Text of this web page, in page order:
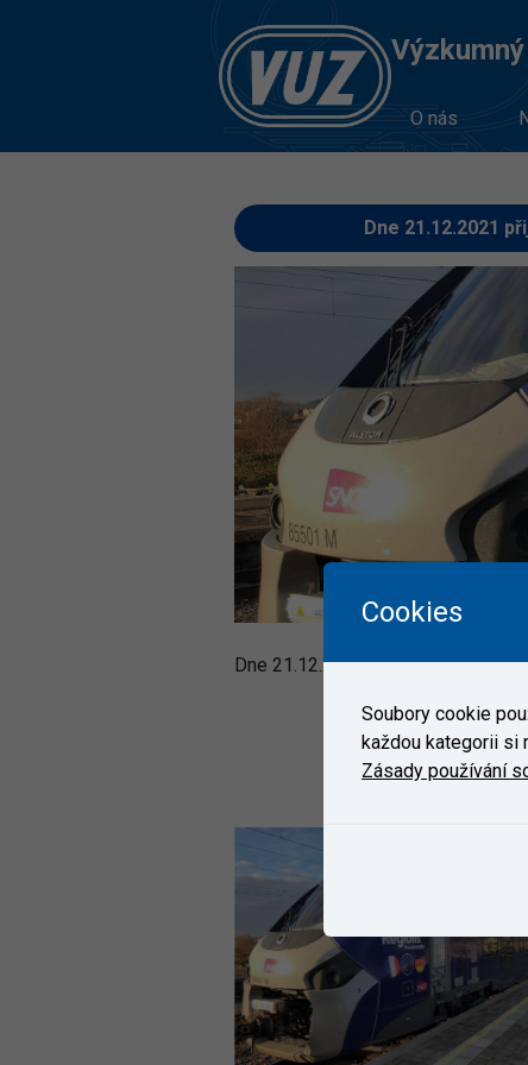
O nás
Dne 21.12.2021
Dne 21.12.2021 přijela do ZC
Cookies
Soubory cookie
každou kategorii si
Zásady používání